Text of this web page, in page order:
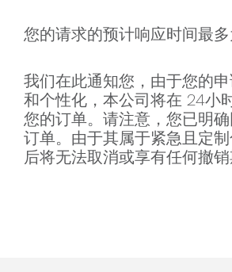
您的请求的预计响应时间最多
我们在此通知您，由于您的
和个性化，本公司将在 24小
您的订单。请注意，您已明
订单。由于其属于紧急且定
后将无法取消或享有任何撤销